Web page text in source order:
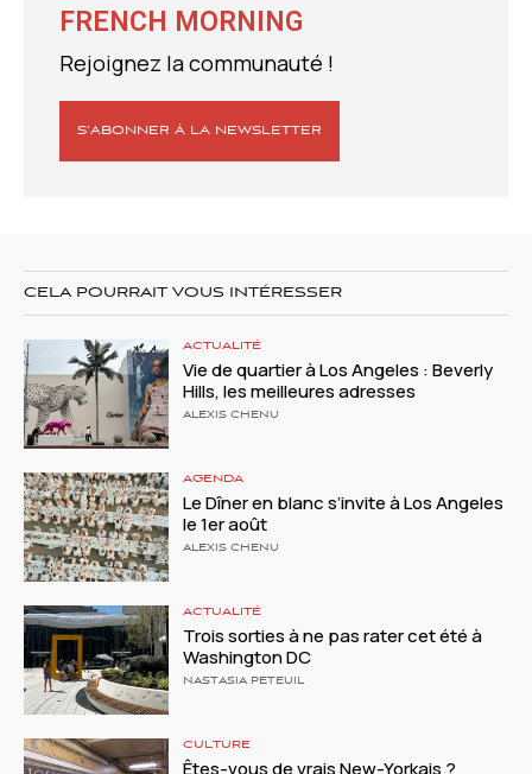
FRENCH MORNING
Rejoignez la communauté !
S’ABONNER À LA NEWSLETTER
CELA POURRAIT VOUS INTÉRESSER
ACTUALITÉ
Vie de quartier à Los Angeles : Beverly
Hills, les meilleures adresses
ALEXIS CHENU
AGENDA
Le Dîner en blanc s’invite à Los Angeles
le 1er août
ALEXIS CHENU
ACTUALITÉ
Trois sorties à ne pas rater cet été à
Washington DC
NASTASIA PETEUIL
CULTURE
Êtes-vous de vrais New-Yorkais ?